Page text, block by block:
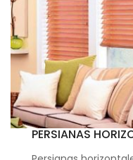
PERSIANAS